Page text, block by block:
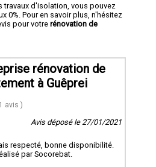
travaux d'isolation, vous pouvez
0%. Pour en savoir plus, n'hésitez
pour votre rénovation de
rénovation de
à Guêprei
avis )
Avis déposé le 27/01/2021
respecté, bonne disponibilité.
par Socorebat.